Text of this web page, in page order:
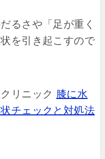
るさや「足が重く
を引き起こすので
リニック 膝に水
チェックと対処法